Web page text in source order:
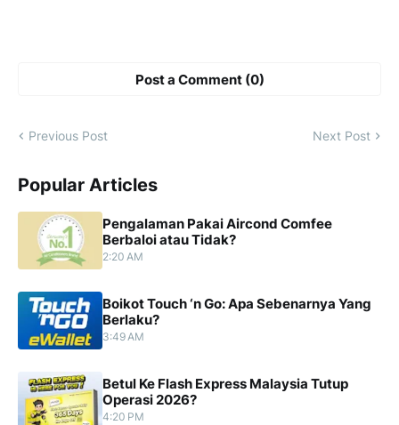
Post a Comment (0)
Previous Post Next Post
Popular Articles
Pengalaman Pakai Aircond Comfee
Berbaloi atau Tidak?
2:20 AM
Boikot Touch ‘n Go: Apa Sebenarnya Yang
Berlaku?
3:49 AM
Betul Ke Flash Express Malaysia Tutup
Operasi 2026?
4:20 PM